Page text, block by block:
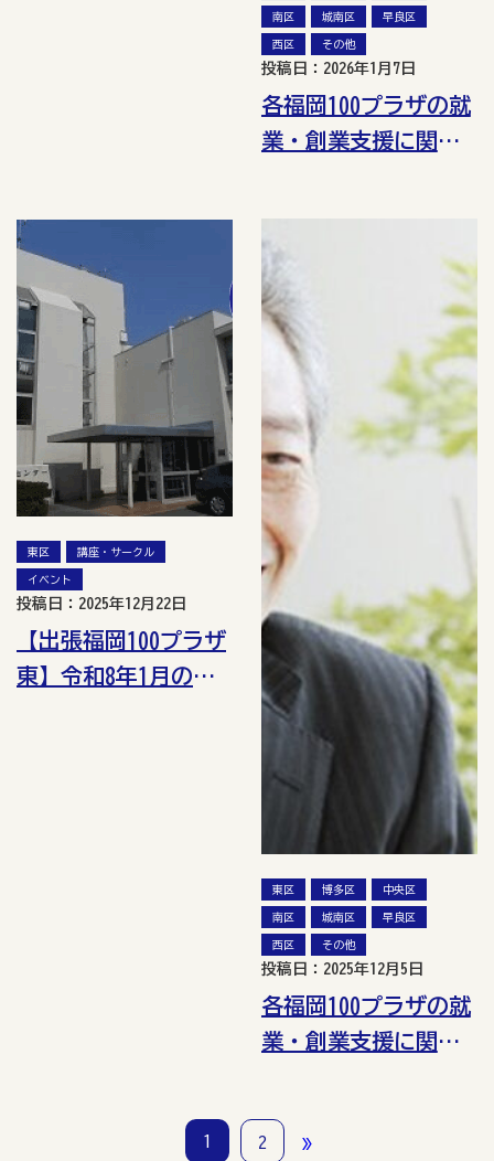
南区 城南区 早良区
西区 その他
投稿日：2026年1月7日
各福岡100プラザの就
業・創業支援に関す
東区 講座・サークル
イベント
投稿日：2025年12月22日
【出張福岡100プラザ
東】令和8年1月の講
東区 博多区 中央区
南区 城南区 早良区
西区 その他
投稿日：2025年12月5日
各福岡100プラザの就
業・創業支援に関す
1 2 »